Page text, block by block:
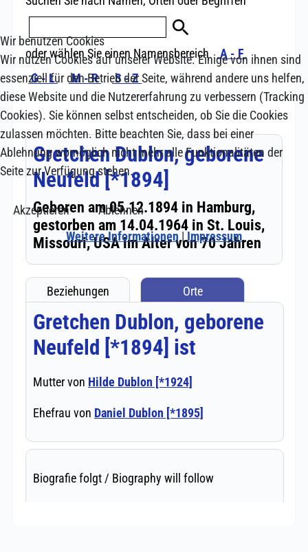
Wir benutzen Cookies
Wir nutzen Cookies auf unserer Website. Einige von ihnen sind
essenziell für den Betrieb der Seite, während andere uns helfen,
diese Website und die Nutzererfahrung zu verbessern (Tracking
Cookies). Sie können selbst entscheiden, ob Sie die Cookies
zulassen möchten. Bitte beachten Sie, dass bei einer
Ablehnung womöglich nicht mehr alle Funktionalitäten der
Seite zur Verfügung stehen.
Akzeptieren
Ablehnen
Weitere Informationen|Impressum